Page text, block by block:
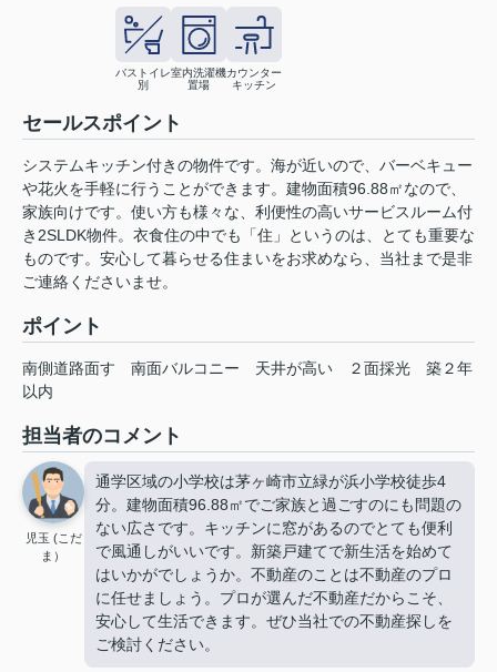
バストイレ
別
室内洗濯機
置場
カウンター
キッチン
セールスポイント
システムキッチン付きの物件です。海が近いので、バーベキュー
や花火を手軽に行うことができます。建物面積96.88㎡なので、
家族向けです。使い方も様々な、利便性の高いサービスルーム付
き2SLDK物件。衣食住の中でも「住」というのは、とても重要な
ものです。安心して暮らせる住まいをお求めなら、当社まで是非
ご連絡くださいませ。
ポイント
南側道路面す 南面バルコニー 天井が高い ２面採光
築２年
以内
担当者のコメント
児玉 (こだ
ま）
通学区域の小学校は茅ヶ崎市立緑が浜小学校徒歩4
分。建物面積96.88㎡でご家族と過ごすのにも問題の
ない広さです。キッチンに窓があるのでとても便利
で風通しがいいです。新築戸建てで新生活を始めて
はいかがでしょうか。不動産のことは不動産のプロ
に任せましょう。プロが選んだ不動産だからこそ、
安心して生活できます。ぜひ当社での不動産探しを
ご検討ください。